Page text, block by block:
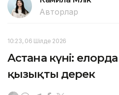
Авторлар
10:23, 06 Шілде 2026
Астана күні:
қызықты дерек